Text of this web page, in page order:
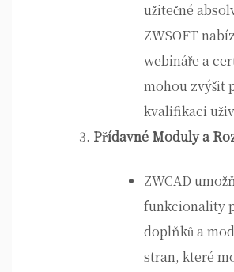
užitečné
ZWSOFT
webináře a
mohou zvýšit
kvalifikaci
Přídavné Moduly a
ZWCAD
funkcionality
doplňků a
stran, které